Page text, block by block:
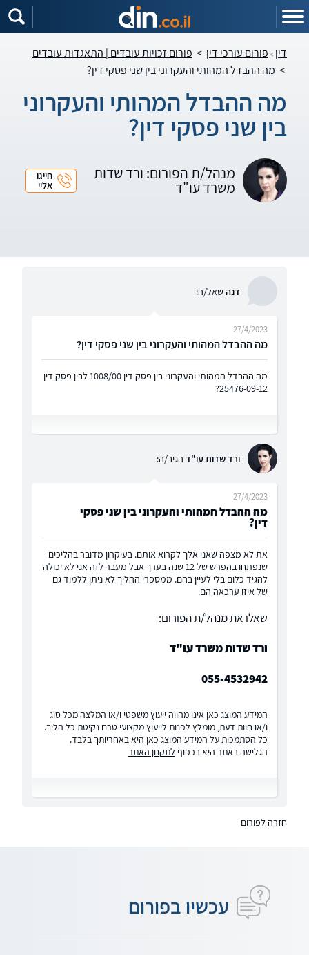
דין פורום עורכי דין > פורום זכויות עובדים | התאגדות עובדים
> מה ההבדל המהותי והעקרוני בין שני פסקי דין?
מה ההבדל המהותי והעקרוני
בין שני פסקי דין?
מנהל/ת הפורום: ורד שדות
משרד עו"ד
חייגו
אליי
דנהשאל/ה:
מה ההבדל המהותי והעקרוני בין שני פסקי דין?
27/4/2023
מה ההבדל המהותי והעקרוני בין פסק דין 1008/00 לבין פסק דין
25476-09-12?
ורד שדות עו"ד הגיב/ה:
מה ההבדל המהותי והעקרוני בין שני פסקי
דין?
27/4/2023
את לא מצפה שאני אלך לקרוא אותם. בעיקרון מדובר בהליכים
שנפתחו בהפרש של 12 שנה בערך אבל מעבר לזה אני לא יכולה
להגיד כלום בלי לעיין בהם. ממספרי ההליך לא ניתן ללמוד גם
של איזו ערכאה הם.
שאלו את מנהל/ת הפורום:
ורד שדות משרד עו"ד
055-4532942
המידע המוצג כאן אינו מהווה ייעוץ משפטי ו/או המלצה מכל סוג
ו/או חוות דעת, מומלץ לפנות לייעוץ מקצועי טרם נקיטת כל הליך.
כל הסתמכות על המידע המוצג כאן היא באחריותך בלבד.
הגלישה באתר היא בכפוף לתקנון האתר
חזרה לפורום
עכשיו בפורום